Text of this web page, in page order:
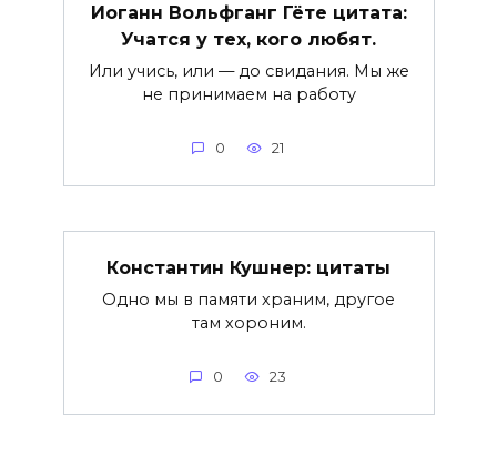
Иоганн Вольфганг Гёте цитата:
Учатся у тех, кого любят.
Или учись, или — до свидания. Мы же
не принимаем на работу
0 21
Константин Кушнер: цитаты
Одно мы в памяти храним, другое
там хороним.
0 23